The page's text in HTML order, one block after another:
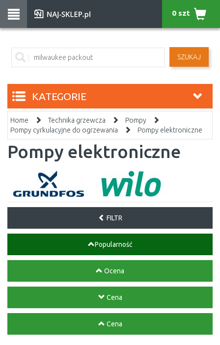
SZUKAJ
0 szt
KATEGORIE
Home Technika grzewcza
Pompy
Pompy cyrkulacyjne do ogrzewania
Pompy elektroniczne
Pompy elektroniczne
FILTR
Popularność
Ocena
Cena
Cena